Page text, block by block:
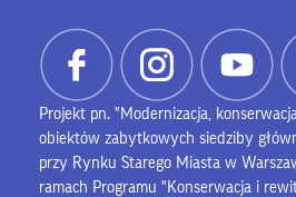
Projekt pn. "Modernizacja,
obiektów zabytkowych siedziby
przy Rynku Starego Miasta w
ramach Programu "Konserwacja i